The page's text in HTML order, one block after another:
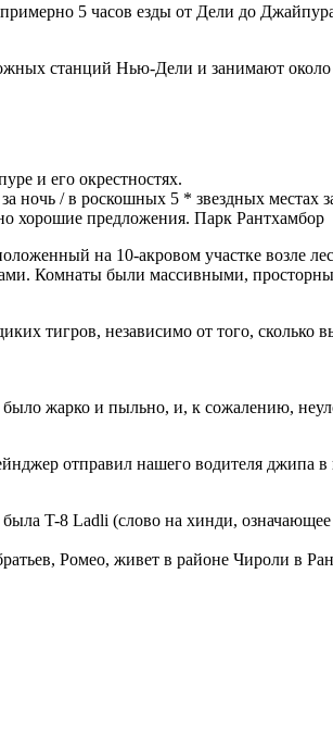
5 часов езды от Дели до
станций Нью-Дели и занимают
и его окрестностях.
ночь / в роскошных 5 * звездных местах
хорошие предложения. Парк Рантхамбор
на 10-акровом участке возле
Комнаты были массивными,
тигров, независимо от того, сколько
было жарко и пыльно, и, к сожалению,
отправил нашего водителя джипа
T-8 Ladli (слово на хинди,
Ромео, живет в районе Чироли в